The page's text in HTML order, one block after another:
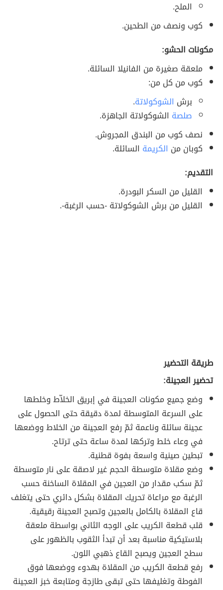
الملح.
كوب ونصف من الطحين.
مكونات الحشو:
ملعقة صغيرة من الفانيلا السائلة.
كوب من كل من:
برش الشوكولاتة.
صلصة الشوكولاتة الجاهزة.
نصف كوب من البندق المجروش.
كوبان من الكريمة السائلة.
التقديم:
القليل من السكر البودرة.
القليل من برش الشوكولاتة -حسب الرغبة-.
طريقة التحضير
تحضير العجينة:
وضع جميع مكونات العجينة في إبريق الخلاّط وخلطها
على السرعة المتوسطة لمدة دقيقة حتى الحصول على
عجينة سائلة وناعمة ثمّ رفع العجينة من الخلاط ووضعها
في وعاء خلط وتركها لمدة ساعة حتى ترتاح.
تبطين صينية واسعة بفوة قطنية.
وضع مقلاة متوسطة الحجم غير لاصقة على نار متوسطة
ثمّ سكب مقدار من العجين في المقلاة الساخنة حسب
الرغبة مع مراعاة تحريك المقلاة بشكل دائري حتى يتغلف
قاع المقلاة بالكامل بالعجين وتصبح العجينة رقيقية.
قلب قطعة الكريب على الوجه الثاني بواسطة ملعقة
بلاستيكية مناسبة بعد أن تبدأ الثقوب بالظهور على
سطح العجين ويصبح القاع ذهبي اللون.
رفع قطعة الكريب من المقلاة بهدوء ووضعها فوق
الفوطة وتغليفها حتى تبقى طازجة ومتابعة خبز العجينة